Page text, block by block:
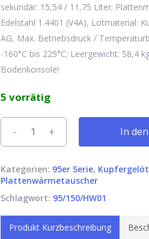
Go to shop
sekundär: 15,54 / 11,75 Liter;
Edelstahl 1.4401 (V4A), Lotmaterial:
AG, Max. Betriebsdruck /
-160°C bis 225°C; Leergewicht: 58,4
Bodenkonsole!
5 vorrätig
In
Kategorien: 95er Serie,
Plattenwärmetauscher
Schlagwort: 95/150/HW01
Produkt Kurzbeschreibung